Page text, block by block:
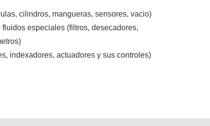
cilindros, mangueras, sensores, vacio)
especiales (filtros, desecadores,
indexadores, actuadores y sus controles)